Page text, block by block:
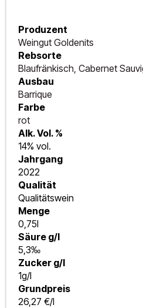
Produzent
Weingut Goldenits
Rebsorte
Blaufränkisch, Cabernet
Ausbau
Barrique
Farbe
rot
Alk. Vol. %
14% vol.
Jahrgang
2022
Qualität
Qualitätswein
Menge
0,75l
Säure g/l
5,3‰
Zucker g/l
1g/l
Grundpreis
26,27 €/l